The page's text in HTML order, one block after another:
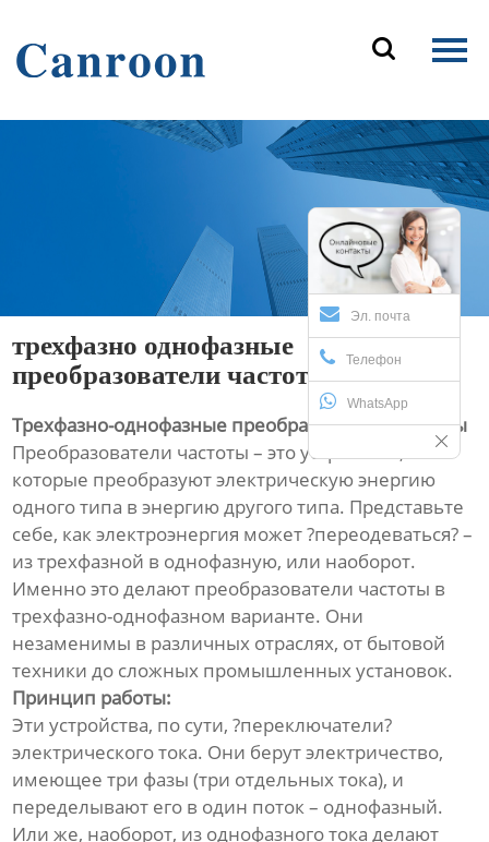

Продукция
Эл. почта
Телефон
WhatsApp
трехфазно однофазные
преобразователи частоты
Трехфазно-однофазные преобразователи частоты
Преобразователи частоты – это устройства,
которые преобразуют электрическую энергию
одного типа в энергию другого типа. Представьте
себе, как электроэнергия может ?переодеваться? –
из трехфазной в однофазную, или наоборот.
Именно это делают преобразователи частоты в
трехфазно-однофазном варианте. Они
незаменимы в различных отраслях, от бытовой
техники до сложных промышленных установок.
Принцип работы:
Эти устройства, по сути, ?переключатели?
электрического тока. Они берут электричество,
имеющее три фазы (три отдельных тока), и
переделывают его в один поток – однофазный.
Или же, наоборот, из однофазного тока делают